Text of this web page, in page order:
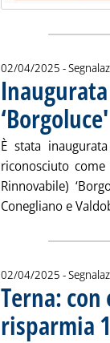
02/04/2025 -
‘Borgoluce'
È stata
riconosciuto
Rinnovabile)
Conegliano e
02/04/2025 -
Terna:
risparmia